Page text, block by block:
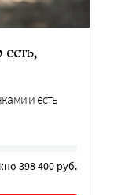
и есть
398 400 руб.